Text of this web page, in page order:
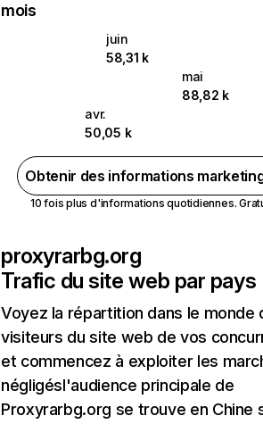
mois
juin
58,31 k
mai
88,82 k
avr.
50,05 k
Obtenir des informations
10 fois plus d'informations quotidiennes.
proxyrarbg.org
Trafic du site web par pays
Voyez la répartition dans le monde
visiteurs du site web de vos
et commencez à exploiter les
négligésl'audience principale de
Proxyrarbg.org se trouve en Chine